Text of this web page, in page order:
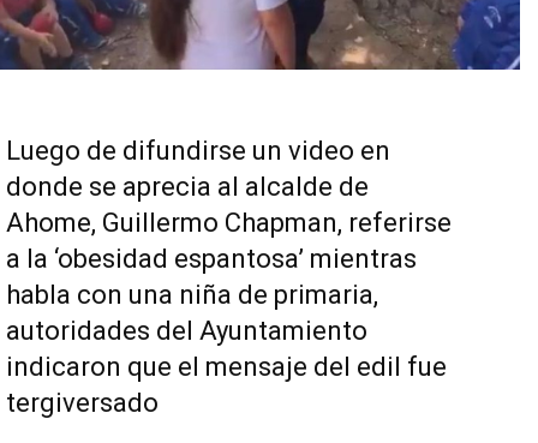
Luego de difundirse un video en
donde se aprecia al alcalde de
Ahome, Guillermo Chapman, referirse
a la ‘obesidad espantosa’ mientras
habla con una niña de primaria,
autoridades del Ayuntamiento
indicaron que el mensaje del edil fue
tergiversado